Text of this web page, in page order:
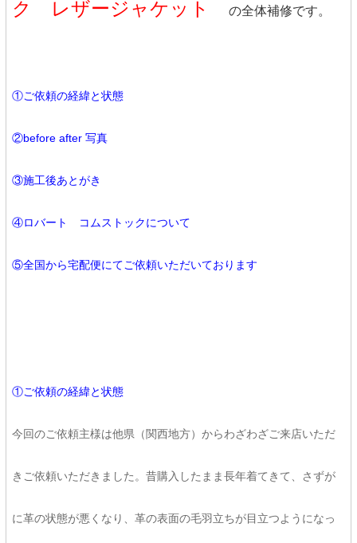
ク レザージャケット の全体補修です。
①ご依頼の経緯と状態
②before after 写真
③施工後あとがき
④ロバート コムストックについて
⑤全国から宅配便にてご依頼いただいております
①ご依頼の経緯と状態
今回のご依頼主様は他県（関西地方）からわざわざご来店いただ
きご依頼いただきました。昔購入したまま長年着てきて、さずが
に革の状態が悪くなり、革の表面の毛羽立ちが目立つようになっ